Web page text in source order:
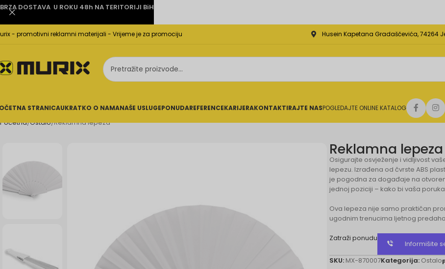
- promotivni reklamni materijali - Vrijeme je za promociju Husein Kapetana Gradaščevića, 74264
STRANICAUKRATKO O NAMANAŠE USLUGEPONUDAREFERENCEKARIJERAKONTAKTIRAJTE NASPOGLEDAJTE ONLINE KATALOG
Početna Ostalo Reklamna lepeza
Reklamna lepeza
Osigurajte osvježenje i vidljivost
lepezu. Izrađena od čvrste ABS
je pogodna za događaje na
jednoj poziciji – kako bi vaša
Ova lepeza nije samo praktičan
ugodnim trenucima ljetnog
Zatraži ponudu
Informišite
SKU: MX-870007Kategorija: Ostalo
BRZA DOSTAVA U ROKU 48h NA TERITORIJI BiH